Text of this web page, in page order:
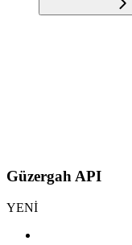
Güzergah API
YENİ